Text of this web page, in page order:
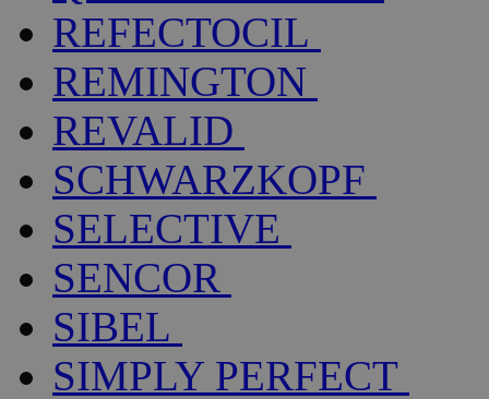
REFECTOCIL
REMINGTON
REVALID
SCHWARZKOPF
SELECTIVE
SENCOR
SIBEL
SIMPLY PERFECT